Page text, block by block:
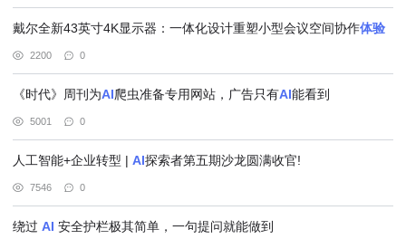
戴尔全新43英寸4K显示器：一体化设计重塑小型会议空间协作体验
2200 0
《时代》周刊为AI爬虫准备专用网站，广告只有AI能看到
5001 0
人工智能+企业转型 | AI探索者第五期沙龙圆满收官!
7546 0
绕过 AI 安全护栏极其简单，一句提问就能做到